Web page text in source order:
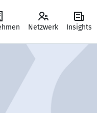
Netzwerk Insights